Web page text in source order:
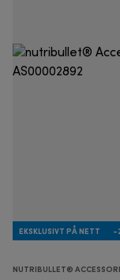
EKSKLUSIVT PÅ NETT -
NUTRIBULLET®